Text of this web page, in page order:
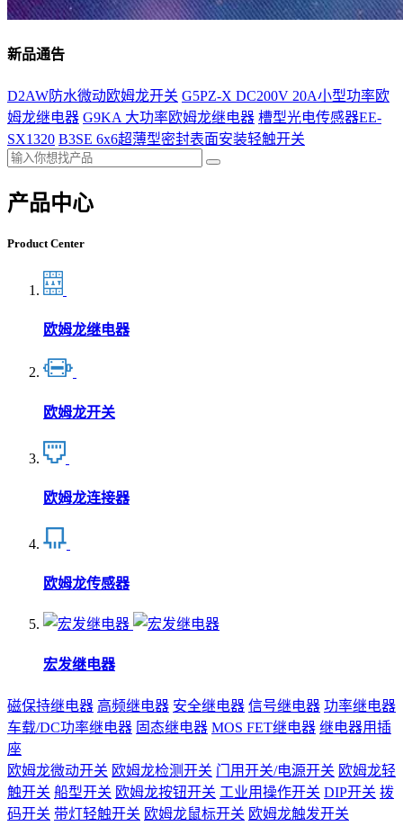
新品通告
D2AW防水微动欧姆龙开关 G5PZ-X DC200V 20A小型功率欧
姆龙继电器 G9KA 大功率欧姆龙继电器 槽型光电传感器EE-
SX1320 B3SE 6x6超薄型密封表面安装轻触开关
产品中心
Product Center
欧姆龙继电器
欧姆龙开关
欧姆龙连接器
欧姆龙传感器
宏发继电器
磁保持继电器 高频继电器 安全继电器 信号继电器 功率继电器
车载/DC功率继电器 固态继电器 MOS FET继电器 继电器用插
座
欧姆龙微动开关 欧姆龙检测开关 门用开关/电源开关 欧姆龙轻
触开关 船型开关 欧姆龙按钮开关 工业用操作开关 DIP开关 拨
码开关 带灯轻触开关 欧姆龙鼠标开关 欧姆龙触发开关